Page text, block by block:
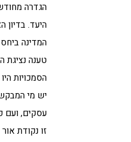
הגדרה
היעד.
המדינה
טענה נציגת
הסמכויות
עסקים, ועם פסיקת בג"ץ
זו נקודת